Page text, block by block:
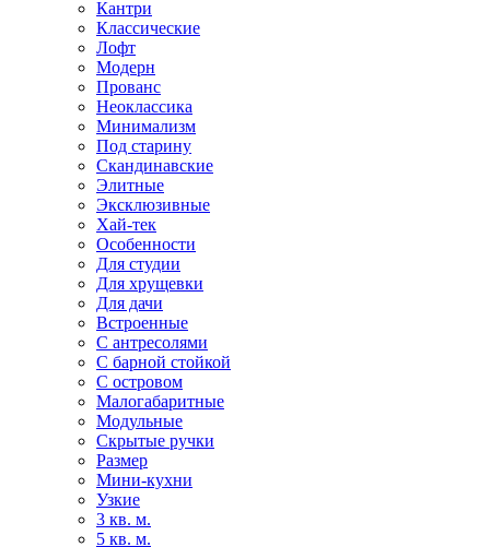
Кантри
Классические
Лофт
Модерн
Прованс
Неоклассика
Минимализм
Под старину
Скандинавские
Элитные
Эксклюзивные
Хай-тек
Особенности
Для студии
Для хрущевки
Для дачи
Встроенные
С антресолями
С барной стойкой
С островом
Малогабаритные
Модульные
Скрытые ручки
Размер
Мини-кухни
Узкие
3 кв. м.
5 кв. м.